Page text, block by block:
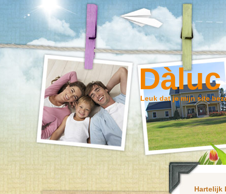
Dàluc
Leuk dat je mijn site
Hartelijk